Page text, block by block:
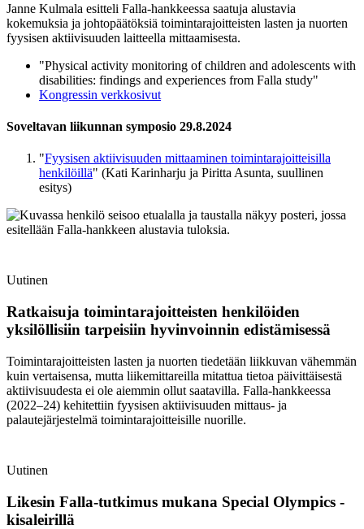
Janne Kulmala esitteli Falla-hankkeessa saatuja alustavia
kokemuksia ja johtopäätöksiä toimintarajoitteisten lasten ja nuorten
fyysisen aktiivisuuden laitteella mittaamisesta.
"Physical activity monitoring of children and adolescents with
disabilities: findings and experiences from Falla study"
Kongressin verkkosivut
Soveltavan liikunnan symposio 29.8.2024​
"Fyysisen aktiivisuuden mittaaminen toimintarajoitteisilla
henkilöillä" (Kati Karinharju ja Piritta Asunta, suullinen
esitys)​
Uutinen
Ratkaisuja toimintarajoitteisten henkilöiden
yksilöllisiin tarpeisiin hyvinvoinnin edistämisessä
Toimintarajoitteisten lasten ja nuorten tiedetään liikkuvan vähemmän
kuin vertaisensa, mutta liikemittareilla mitattua tietoa päivittäisestä
aktiivisuudesta ei ole aiemmin ollut saatavilla. Falla-hankkeessa
(2022–24) kehitettiin fyysisen aktiivisuuden mittaus- ja
palautejärjestelmä toimintarajoitteisille nuorille.
Uutinen
Likesin Falla-tutkimus mukana Special Olympics -
kisaleirillä